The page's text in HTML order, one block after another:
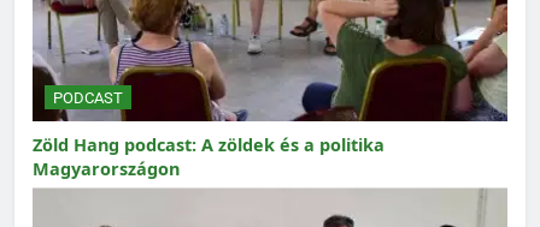
PODCAST
Zöld Hang podcast: A zöldek és a politika
Magyarországon